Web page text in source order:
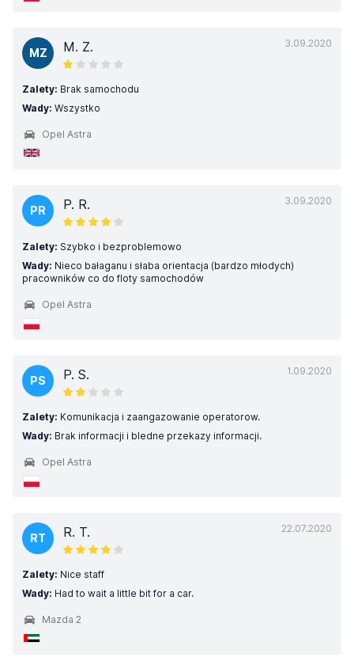
3.09.2020
MZ M. Z.
Zalety: Brak samochodu
Wady: Wszystko
Opel Astra
3.09.2020
PR P. R.
Zalety: Szybko i bezproblemowo
Wady: Nieco bałaganu i słaba orientacja (bardzo młodych)
pracowników co do floty samochodów
Opel Astra
1.09.2020
PS P. S.
Zalety: Komunikacja i zaangazowanie operatorow.
Wady: Brak informacji i bledne przekazy informacji.
Opel Astra
22.07.2020
RT R. T.
Zalety: Nice staff
Wady: Had to wait a little bit for a car.
Mazda 2